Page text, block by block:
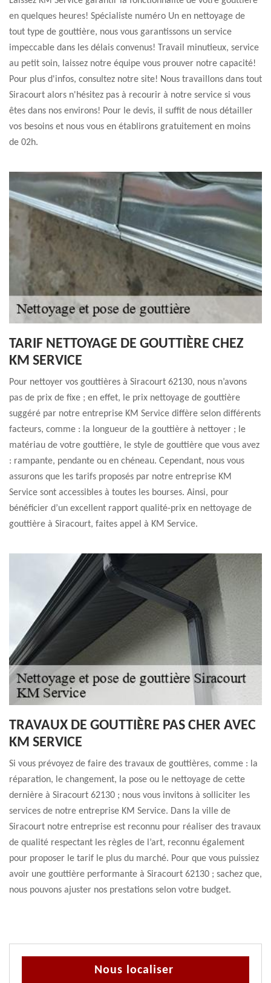
en quelques heures! Spécialiste numéro Un en nettoyage de
tout type de gouttière, nous vous garantissons un service
impeccable dans les délais convenus! Travail minutieux, service
au petit soin, laissez notre équipe vous prouver notre capacité!
Pour plus d'infos, consultez notre site! Nous travaillons dans tout
Siracourt alors n'hésitez pas à recourir à notre service si vous
êtes dans nos environs! Pour le devis, il suffit de nous détailler
vos besoins et nous vous en établirons gratuitement en moins
de 02h.
TARIF NETTOYAGE DE GOUTTIÈRE CHEZ
KM SERVICE
Pour nettoyer vos gouttières à Siracourt 62130, nous n’avons
pas de prix de fixe ; en effet, le prix nettoyage de gouttière
suggéré par notre entreprise KM Service diffère selon différents
facteurs, comme : la longueur de la gouttière à nettoyer ; le
matériau de votre gouttière, le style de gouttière que vous avez
: rampante, pendante ou en chéneau. Cependant, nous vous
assurons que les tarifs proposés par notre entreprise KM
Service sont accessibles à toutes les bourses. Ainsi, pour
bénéficier d’un excellent rapport qualité-prix en nettoyage de
gouttière à Siracourt, faites appel à KM Service.
TRAVAUX DE GOUTTIÈRE PAS CHER AVEC
KM SERVICE
Si vous prévoyez de faire des travaux de gouttières, comme : la
réparation, le changement, la pose ou le nettoyage de cette
dernière à Siracourt 62130 ; nous vous invitons à solliciter les
services de notre entreprise KM Service. Dans la ville de
Siracourt notre entreprise est reconnu pour réaliser des travaux
de qualité respectant les règles de l’art, reconnu également
pour proposer le tarif le plus du marché. Pour que vous puissiez
avoir une gouttière performante à Siracourt 62130 ; sachez que,
nous pouvons ajuster nos prestations selon votre budget.
Nous localiser